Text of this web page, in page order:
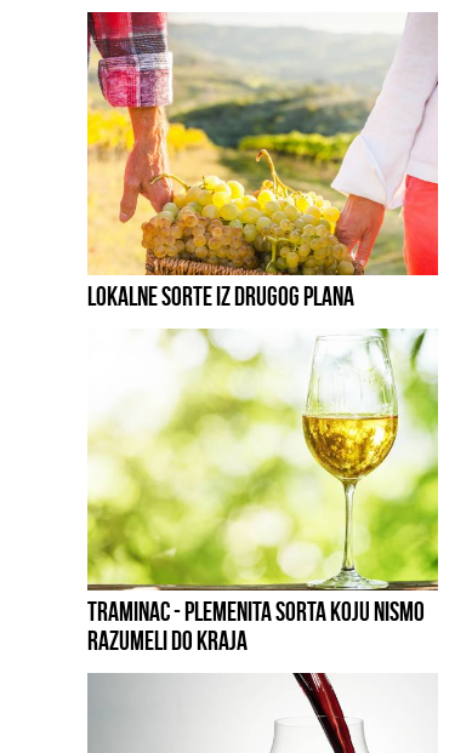
LOKALNE SORTE IZ DRUGOG PLANA
TRAMINAC - PLEMENITA SORTA KOJU NISMO
RAZUMELI DO KRAJA